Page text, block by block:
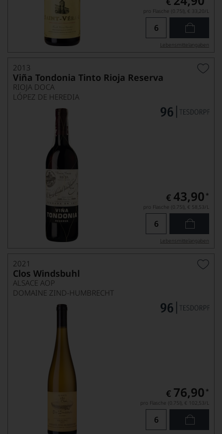
pro Flasche (0.75l), € 33,20/L
Lebensmittel­angaben
2013
Viña Tondonia Tinto Rioja Reserva
RIOJA DOCA
LÓPEZ DE HEREDIA
€ 43,90 *
pro Flasche (0.75l), € 58,53/L
Lebensmittel­angaben
2021
Clos Windsbuhl
ALSACE AOP
DOMAINE ZIND-HUMBRECHT
€ 76,90 *
pro Flasche (0.75l), € 102,53/L